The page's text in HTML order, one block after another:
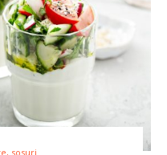
sosuri